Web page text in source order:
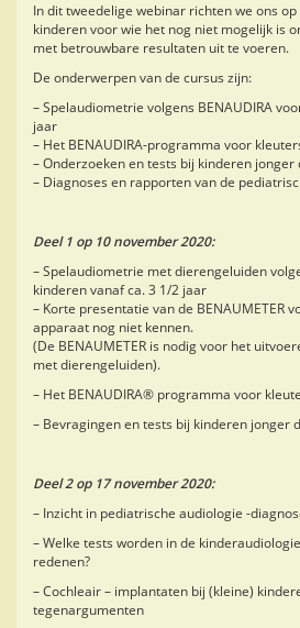
In dit tweedelige webinar richten we ons
kinderen voor wie het nog niet mogelijk is
met betrouwbare resultaten uit te voeren.
De onderwerpen van de cursus zijn:
– Spelaudiometrie volgens BENAUDIRA
jaar
– Het BENAUDIRA-programma voor
– Onderzoeken en tests bij kinderen jonger
– Diagnoses en rapporten van de
Deel 1 op 10 november 2020:
– Spelaudiometrie met dierengeluiden
kinderen vanaf ca. 3 1/2 jaar
– Korte presentatie van de BENAUMETER
apparaat nog niet kennen.
(De BENAUMETER is nodig voor het
met dierengeluiden).
– Het BENAUDIRA® programma voor
– Bevragingen en tests bij kinderen jonger
Deel 2 op 17 november 2020:
– Inzicht in pediatrische audiologie -
– Welke tests worden in de
redenen?
– Cochleair – implantaten bij (kleine)
tegenargumenten